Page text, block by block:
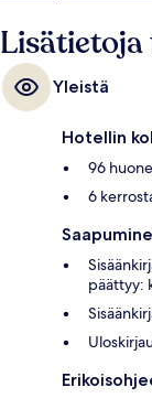
Yleistä
Hotellin
96
6
päättyy: